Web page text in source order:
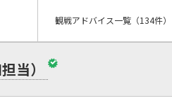
観戦アドバイス一覧（134件）
当）